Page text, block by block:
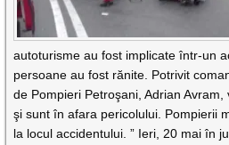
autoturisme au fost implicate într-un
persoane au fost rănite. Potrivit
de Pompieri Petroşani, Adrian
şi sunt în afara pericolului. Pompierii
la locul accidentului. ” Ieri, 20 mai în